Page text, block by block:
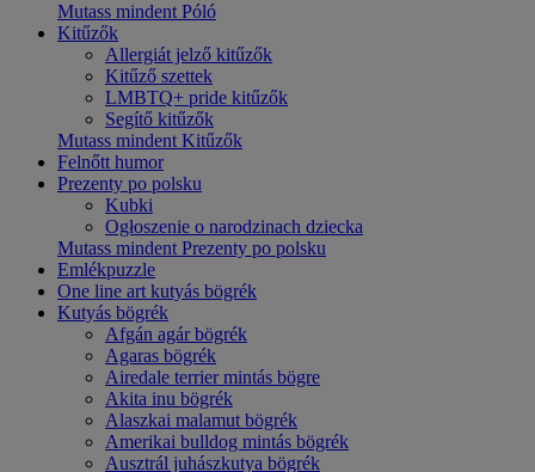
Mutass mindent Póló
Kitűzők
Allergiát jelző kitűzők
Kitűző szettek
LMBTQ+ pride kitűzők
Segítő kitűzők
Mutass mindent Kitűzők
Felnőtt humor
Prezenty po polsku
Kubki
Ogłoszenie o narodzinach dziecka
Mutass mindent Prezenty po polsku
Emlékpuzzle
One line art kutyás bögrék
Kutyás bögrék
Afgán agár bögrék
Agaras bögrék
Airedale terrier mintás bögre
Akita inu bögrék
Alaszkai malamut bögrék
Amerikai bulldog mintás bögrék
Ausztrál juhászkutya bögrék